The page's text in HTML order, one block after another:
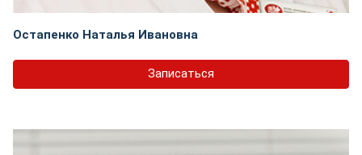
Остапенко Наталья Ивановна
Записаться